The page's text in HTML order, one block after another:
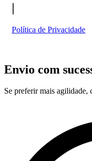
|
Política de Privacidade
Envio com
Se preferir mais agilidade,